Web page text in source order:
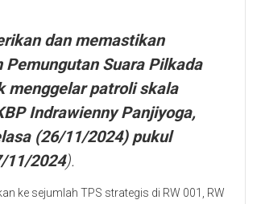
dan memastikan
Suara Pilkada
menggelar patroli skala
Indrawienny Panjiyoga,
(26/11/2024) pukul
11/2024).
ke sejumlah TPS strategis di RW 001, RW